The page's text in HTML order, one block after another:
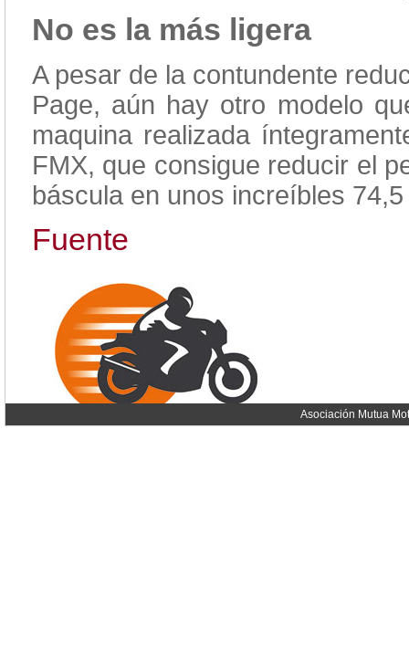
No es la más ligera
A pesar de la contundente
Page, aún hay otro modelo
maquina realizada
FMX, que consigue reducir el
báscula en unos increíbles
Fuente
Asociación Mutua